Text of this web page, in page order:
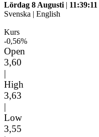
Lördag 8 Augusti | 11:39:11
Svenska | English
Kurs
-0,56%
Open
3,60
|
High
3,63
|
Low
3,55